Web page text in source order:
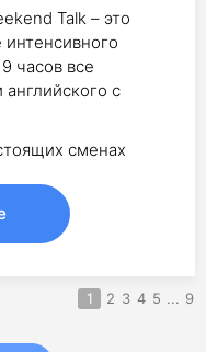
Talk – это
часов все
с
сменах
1 2 3 4 5 ... 9